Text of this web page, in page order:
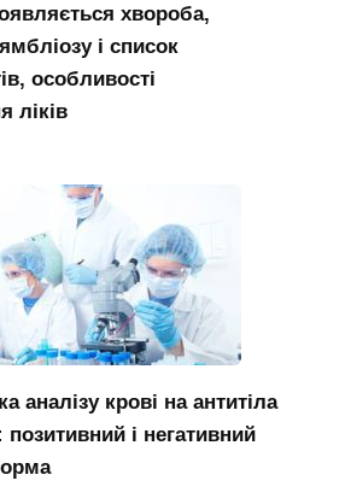
хвороба,
і список
особливості
ліків
аналізу крові на антитіла
і негативний